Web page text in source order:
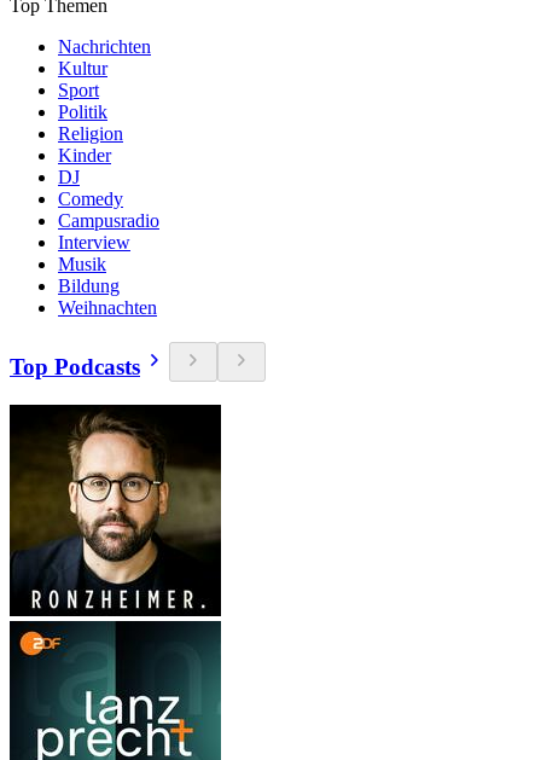
Top Themen
Nachrichten
Kultur
Sport
Politik
Religion
Kinder
DJ
Comedy
Campusradio
Interview
Musik
Bildung
Weihnachten
Top Podcasts